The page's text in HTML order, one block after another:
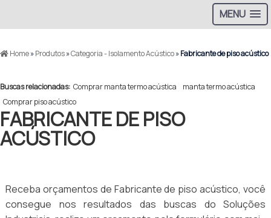
MENU
Home»Produtos»Categoria - Isolamento Acústico»Fabricante de piso acústico
Buscas relacionadas: Comprar manta termo acústica
manta termo acústica
Comprar piso acústico
FABRICANTE DE PISO
ACÚSTICO
Receba orçamentos de Fabricante de piso acústico, você
consegue nos resultados das buscas do Soluções